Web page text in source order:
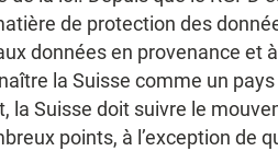
de protection des
données en provenance et
la Suisse comme un
la Suisse doit suivre le
points, à l’exception de